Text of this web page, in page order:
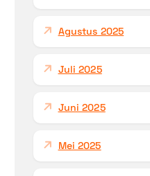
Agustus 2025
Juli 2025
Juni 2025
Mei 2025